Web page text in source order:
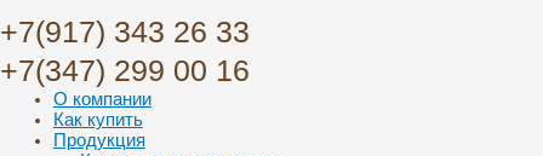
+7(917) 343 26 33
+7(347) 299 00 16
Меню
О компании
Как купить
Продукция